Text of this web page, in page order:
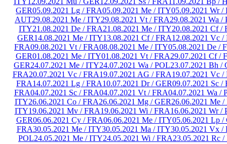
GER05.09.2021 Lg / FRA05.09.2021 Me / ITY05.09.2021 Wr /
AUT29.08.2021 Me / ITY29.08.2021 Vt / FRA29.08.2021 Wa /
ITY21.08.2021 De / FRA21.08.2021 Me / ITY20.08.2021 Cf /
GER14.08.2021 Me / ITY13.08.2021 Cf / FRA12.08.2021 Vc /
FRA09.08.2021 Vt / FRA08.08.2021 Me / ITY05.08.2021 De /
GER01.08.2021 Me / ITY01.08.2021 Vt / FRA29.07.2021 Cf /
GER24.07.2021 Me / ITY24.07.2021 Wa / POL23.07.2021 Bh /
FRA20.07.2021 Vc / FRA19.07.2021 AG / FRA19.07.2021 Vc /
FRA14.07.2021 Lg / FRA10.07.2021 Dr / GER09.07.2021 Sc /
FRA04.07.2021 Sc / FRA04.07.2021 Vt / FRA04.07.2021 Wa /
ITY26.06.2021 Co / FRA26.06.2021 Mg / GER26.06.2021 Me
ITY19.06.2021 Mv / FRA19.06.2021 Wi / FRA16.06.2021 Wr /
GER06.06.2021 Cy / FRA06.06.2021 Me / ITY05.06.2021 Lp /
FRA30.05.2021 Me / ITY30.05.2021 Ma / ITY30.05.2021 Vx /
POL24.05.2021 Me / ITY24.05.2021 Wi / FRA23.05.2021 Rc